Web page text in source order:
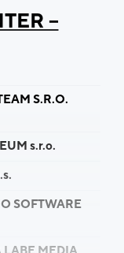
–
S.R.O.
s.r.o.
SOFTWARE